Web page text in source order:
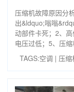
压缩机故障原因分
出&ldquo;嗡嗡
动部件卡死；2、
电压过低；5、压
TAGS:空调 | 压缩